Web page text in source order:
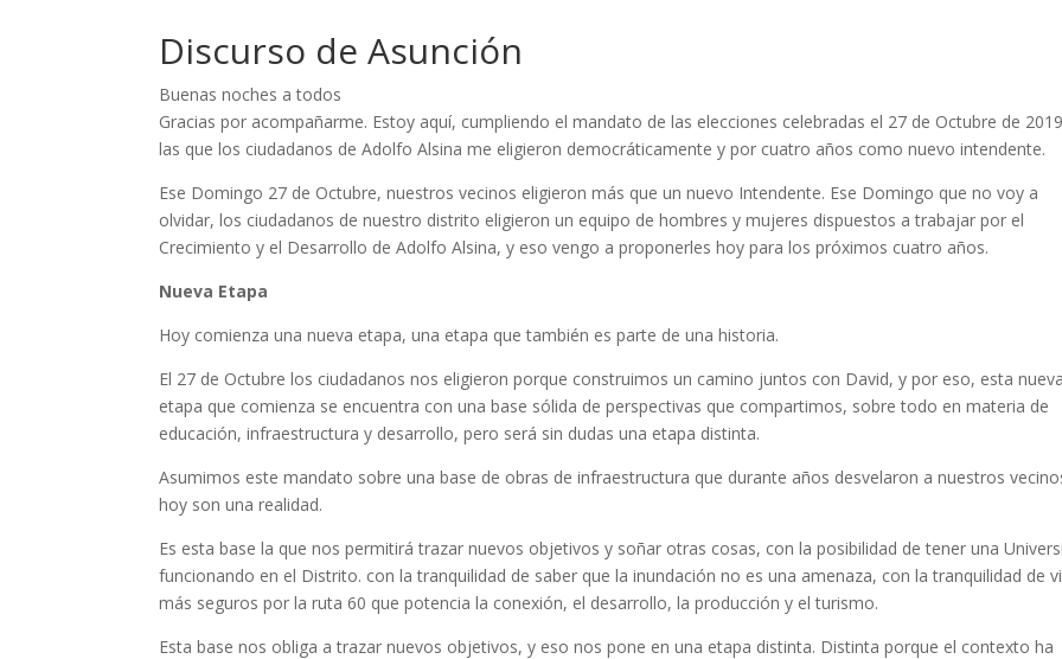
Discurso de Asunción
Buenas noches a todos
Gracias por acompañarme. Estoy aquí, cumpliendo el mandato de las elecciones celebradas el 27 de Octubre de
las que los ciudadanos de Adolfo Alsina me eligieron democráticamente y por cuatro años como nuevo intendente.
Ese Domingo 27 de Octubre, nuestros vecinos eligieron más que un nuevo Intendente. Ese Domingo que no voy a
olvidar, los ciudadanos de nuestro distrito eligieron un equipo de hombres y mujeres dispuestos a trabajar por el
Crecimiento y el Desarrollo de Adolfo Alsina, y eso vengo a proponerles hoy para los próximos cuatro años.
Nueva Etapa
Hoy comienza una nueva etapa, una etapa que también es parte de una historia.
El 27 de Octubre los ciudadanos nos eligieron porque construimos un camino juntos con David, y por eso, esta nueva
etapa que comienza se encuentra con una base sólida de perspectivas que compartimos, sobre todo en materia de
educación, infraestructura y desarrollo, pero será sin dudas una etapa distinta.
Asumimos este mandato sobre una base de obras de infraestructura que durante años desvelaron a nuestros
hoy son una realidad.
Es esta base la que nos permitirá trazar nuevos objetivos y soñar otras cosas, con la posibilidad de tener una
funcionando en el Distrito. con la tranquilidad de saber que la inundación no es una amenaza, con la tranquilidad de
más seguros por la ruta 60 que potencia la conexión, el desarrollo, la producción y el turismo.
Esta base nos obliga a trazar nuevos objetivos, y eso nos pone en una etapa distinta. Distinta porque el contexto ha